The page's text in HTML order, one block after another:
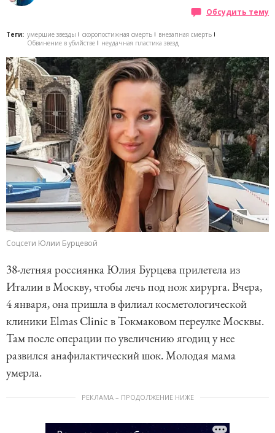
Обсудить тему
Теги: умершие звезды скоропостижная смерть
внезапная смерть
Обвинение в убийстве
неудачная пластика звезд
Соцсети Юлии Бурцевой
38-летняя россиянка Юлия Бурцева прилетела из
Италии в Москву, чтобы лечь под нож хирурга. Вчера,
4 января, она пришла в филиал косметологической
клиники Elmas Clinic в Токмаковом переулке Москвы.
Там после операции по увеличению ягодиц у нее
развился анафилактический шок. Молодая мама
умерла.
РЕКЛАМА – ПРОДОЛЖЕНИЕ НИЖЕ